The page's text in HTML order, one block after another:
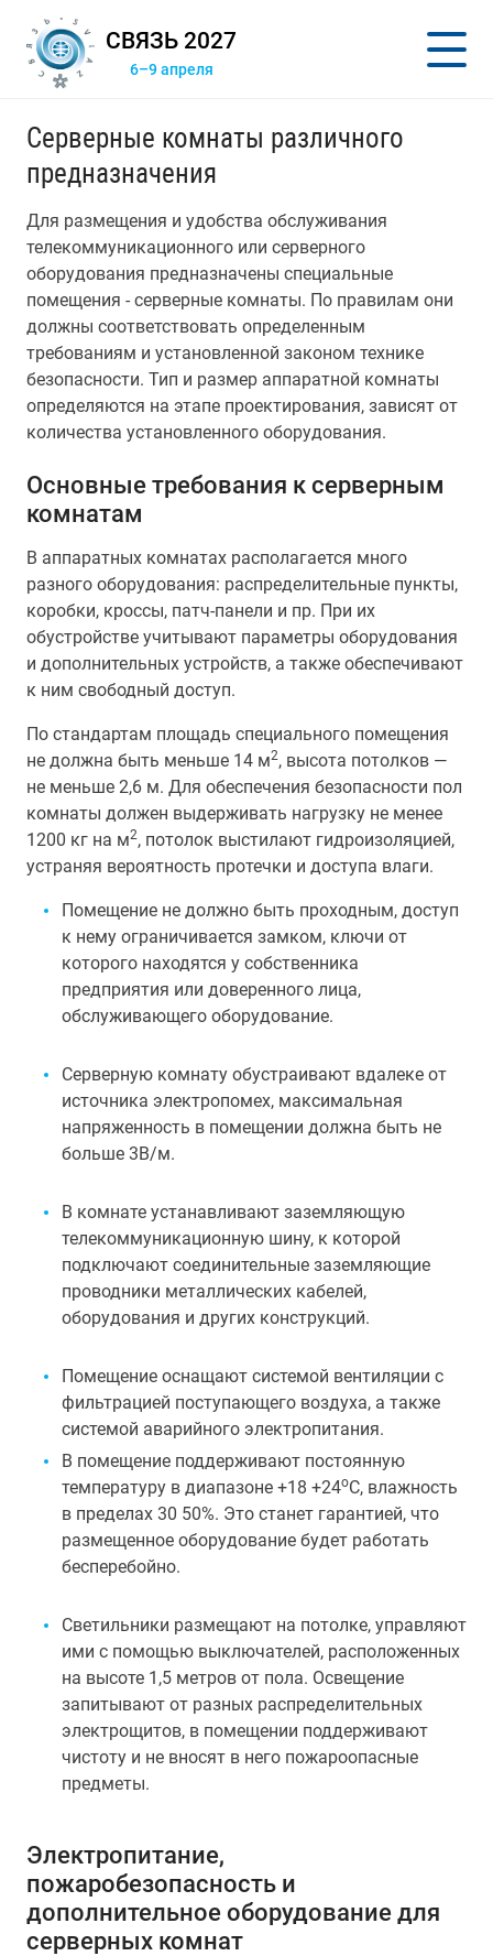
СВЯЗЬ 2027
6–9 апреля
Серверные комнаты различного
предназначения
Для размещения и удобства обслуживания
телекоммуникационного или серверного
оборудования предназначены специальные
помещения - серверные комнаты. По правилам они
должны соответствовать определенным
требованиям и установленной законом технике
безопасности. Тип и размер аппаратной комнаты
определяются на этапе проектирования, зависят от
количества установленного оборудования.
Основные требования к серверным
комнатам
В аппаратных комнатах располагается много
разного оборудования: распределительные пункты,
коробки, кроссы, патч-панели и пр. При их
обустройстве учитывают параметры оборудования
и дополнительных устройств, а также обеспечивают
к ним свободный доступ.
По стандартам площадь специального помещения
не должна быть меньше 14 м2, высота потолков —
не меньше 2,6 м. Для обеспечения безопасности пол
комнаты должен выдерживать нагрузку не менее
1200 кг на м2, потолок выстилают гидроизоляцией,
устраняя вероятность протечки и доступа влаги.
Помещение не должно быть проходным, доступ
к нему ограничивается замком, ключи от
которого находятся у собственника
предприятия или доверенного лица,
обслуживающего оборудование.
Серверную комнату обустраивают вдалеке от
источника электропомех, максимальная
напряженность в помещении должна быть не
больше 3В/м.
В комнате устанавливают заземляющую
телекоммуникационную шину, к которой
подключают соединительные заземляющие
проводники металлических кабелей,
оборудования и других конструкций.
Помещение оснащают системой вентиляции с
фильтрацией поступающего воздуха, а также
системой аварийного электропитания.
В помещение поддерживают постоянную
температуру в диапазоне +18 +24оС, влажность
в пределах 30 50%. Это станет гарантией, что
размещенное оборудование будет работать
бесперебойно.
Светильники размещают на потолке, управляют
ими с помощью выключателей, расположенных
на высоте 1,5 метров от пола. Освещение
запитывают от разных распределительных
электрощитов, в помещении поддерживают
чистоту и не вносят в него пожароопасные
предметы.
Электропитание,
пожаробезопасность и
дополнительное оборудование для
серверных комнат